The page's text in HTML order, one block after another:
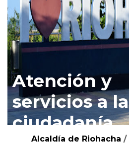
Atención y
servicios a la
ciudadanía
Alcaldía de Riohacha /